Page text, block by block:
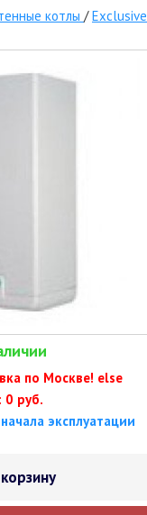
котлы /Exclusive
по Москве! else
0 руб.
эксплуатации